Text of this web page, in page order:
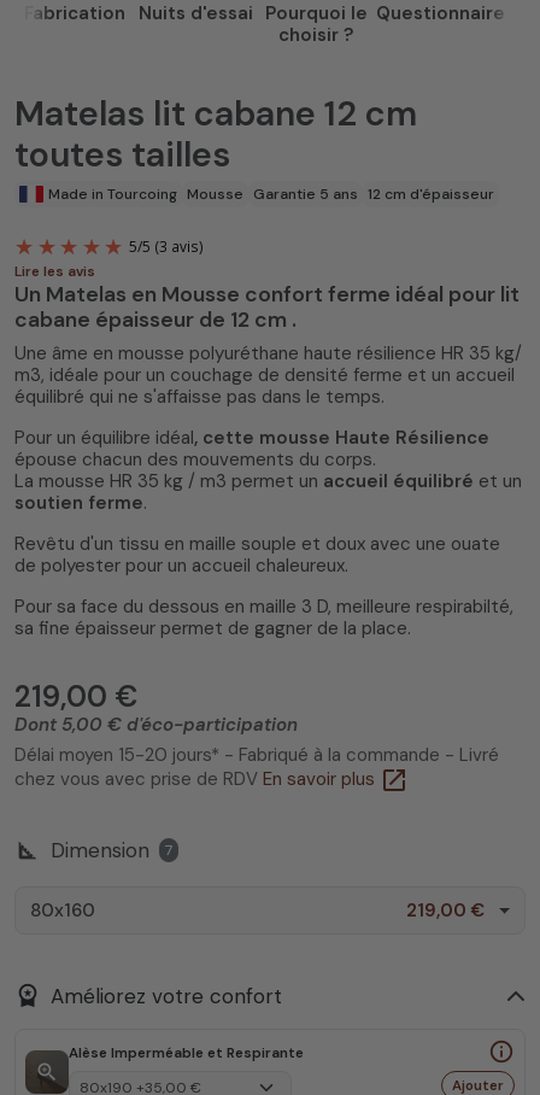
Fabrication Nuits d'essai Pourquoi le
choisir ?
Questionnaire
Matelas lit cabane 12 cm
toutes tailles
5/5(3 avis)
Made in Tourcoing Mousse Garantie 5 ans 12 cm d'épaisseur
Lire les avis
Un Matelas en Mousse confort ferme idéal pour lit
cabane épaisseur de 12 cm .
Une âme en mousse polyuréthane haute résilience HR 35 kg/
m3, idéale pour un couchage de densité ferme et un accueil
équilibré qui ne s'affaisse pas dans le temps.
Pour un équilibre idéal, cette mousse Haute Résilience
épouse chacun des mouvements du corps.
La mousse HR 35 kg / m3 permet un accueil équilibré et un
soutien ferme.
Revêtu d'un tissu en maille souple et doux avec une ouate
de polyester pour un accueil chaleureux.
Pour sa face du dessous en maille 3 D, meilleure respirabilté,
sa fine épaisseur permet de gagner de la place.
219,00 €
Dont 5,00 € d'éco-participation
Délai moyen 15-20 jours* - Fabriqué à la commande - Livré
chez vous avec prise de RDV En savoir plus open_in_new
square_foot Dimension 7
80x160 219,00 €
workspace_premium Améliorez votre confort
zoom_in
Alèse Imperméable et Respirante info_outline
Ajouter